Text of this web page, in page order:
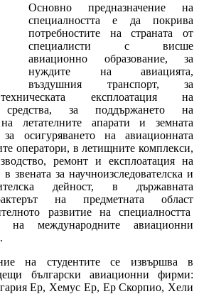
Основно предназначение на
специалността е да покрива
потребностите на страната от
специалисти с висше
авиационно образование, за
нуждите на авиацията,
въздушния транспорт, за
експлоатация на
средства, за поддържането на
на летателните апарати и земната
осигуряването на авиационната
оператори, в летищните комплекси,
ремонт и експлоатация на
звената за научноизследователска и
дейност, в държавната
на предметната област
развитие на специалността
на международните авиационни
на студентите се извършва в
български авиационни фирми:
Ер, Хемус Ер, Ер Скорпио, Хели